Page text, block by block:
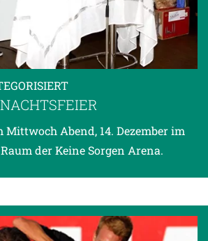
Mittwoch Abend, 14. Dezember im
der Keine Sorgen Arena.